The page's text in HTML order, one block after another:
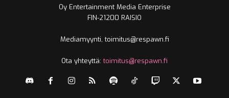
Oy Entertainment Media Enterprise
FIN-21200 RAISIO
Mediamyynti, toimitus@respawn.fi
Ota yhteyttä:toimitus@respawn.fi